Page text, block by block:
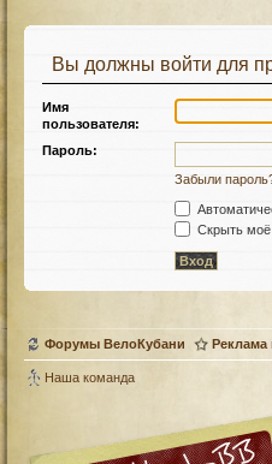
Вы должны войти для
Имя
пользователя:
Пароль:
Забыли
Скрыть моё
Форумы ВелоКубани Реклама
Наша команда